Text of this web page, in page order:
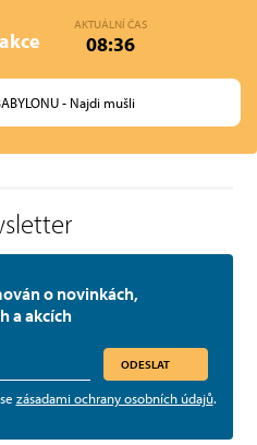
AKTUÁLNÍ ČAS
08:36
- Najdi mušli
o novinkách,
a akcích
ODESLAT
zásadami ochrany osobních údajů.